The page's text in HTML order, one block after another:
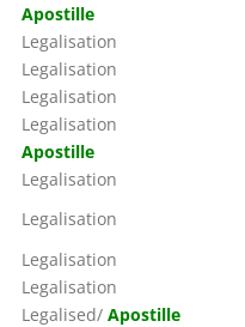
Apostille
Legalisation
Legalisation
Legalisation
Legalisation
Apostille
Legalisation
Legalisation
Legalisation
Legalisation
Legalised/ Apostille